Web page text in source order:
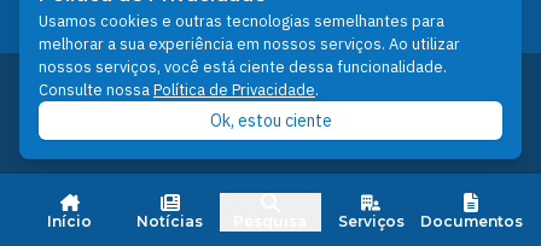
Início Notícias Serviços Documentos
People illustrations by Storyset
Desenvolvido pelo Núcleo Técnico de Gestão de
Tecnologia da Informação - NTI
Prefeitura de Santarém © 2026
Usamos cookies e outras tecnologias semelhantes para
melhorar a sua experiência em nossos serviços. Ao utilizar
nossos serviços, você está ciente dessa funcionalidade.
Consulte nossaPolítica de Privacidade.
Ok, estou ciente